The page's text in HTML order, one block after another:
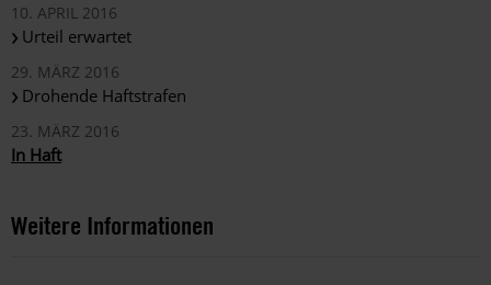
10. APRIL 2016
Urteil erwartet
29. MÄRZ 2016
Drohende Haftstrafen
23. MÄRZ 2016
In Haft
Weitere Informationen